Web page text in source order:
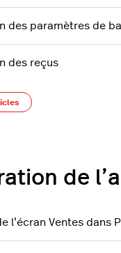
des paramètres de
des reçus
de
l’écran Ventes dans